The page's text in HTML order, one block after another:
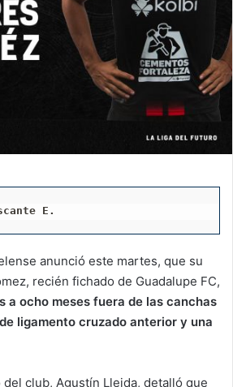
E.
anunció este martes, que su
recién fichado de Guadalupe FC,
a ocho meses fuera de las canchas
ligamento cruzado anterior y una
club, Agustín Lleida, detalló que